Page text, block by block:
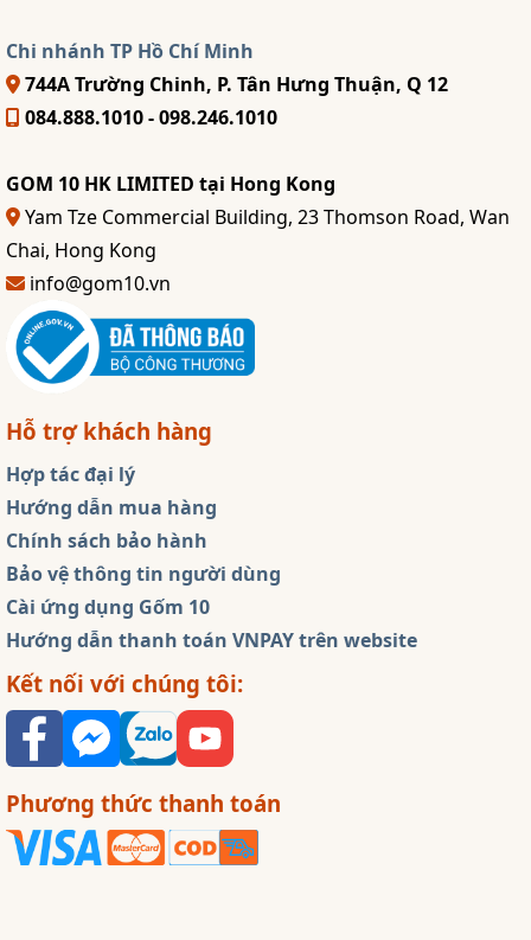
Chi nhánh TP Hồ Chí Minh
744A Trường Chinh, P. Tân Hưng Thuận, Q 12
084.888.1010 - 098.246.1010
GOM 10 HK LIMITED tại Hong Kong
Yam Tze Commercial Building, 23 Thomson Road, Wan
Chai, Hong Kong
info@gom10.vn
Hỗ trợ khách hàng
Hợp tác đại lý
Hướng dẫn mua hàng
Chính sách bảo hành
Bảo vệ thông tin người dùng
Cài ứng dụng Gốm 10
Hướng dẫn thanh toán VNPAY trên website
Kết nối với chúng tôi:
Phương thức thanh toán